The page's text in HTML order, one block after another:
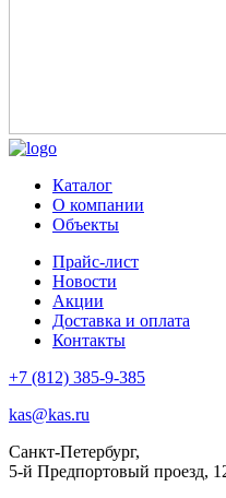
Каталог
О компании
Объекты
Прайс-лист
Новости
Акции
Доставка и оплата
Контакты
+7 (812) 385-9-385
kas@kas.ru
Санкт-Петербург,
5-й Предпортовый проезд,